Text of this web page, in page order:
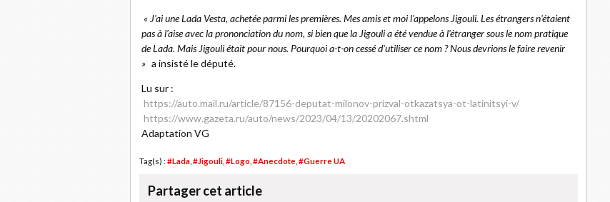
« J'ai une Lada Vesta, achetée parmi les premières. Mes amis et moi l'appelons Jigouli. Les étrangers n'étaient
pas à l'aise avec la prononciation du nom, si bien que la Jigouli a été vendue à l'étranger sous le nom pratique
de Lada. Mais Jigouli était pour nous. Pourquoi a-t-on cessé d'utiliser ce nom ? Nous devrions le faire revenir
» a insisté le député.
Lu sur :
https://auto.mail.ru/article/87156-deputat-milonov-prizval-otkazatsya-ot-latinitsyi-v/
https://www.gazeta.ru/auto/news/2023/04/13/20202067.shtml
Adaptation VG
Tag(s) : #Lada #Jigouli #Logo #Anecdote #Guerre UA
Partager cet article